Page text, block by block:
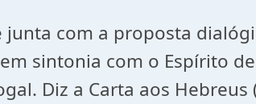
com a proposta
sintonia com o Espírito
Diz a Carta aos